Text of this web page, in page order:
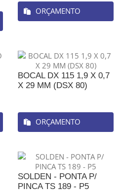
ORÇAMENTO
BOCAL DX 115 1,9 X 0,7
X 29 MM (DSX 80)
ORÇAMENTO
SOLDEN - PONTA P/
PINCA TS 189 - P5